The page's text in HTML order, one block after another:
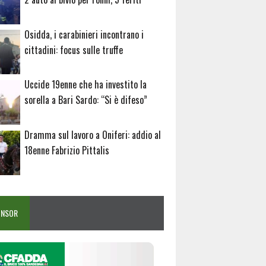
Osidda, i carabinieri incontrano i
cittadini: focus sulle truffe
Uccide 19enne che ha investito la
sorella a Bari Sardo: “Si è difeso”
Dramma sul lavoro a Oniferi: addio al
18enne Fabrizio Pittalis